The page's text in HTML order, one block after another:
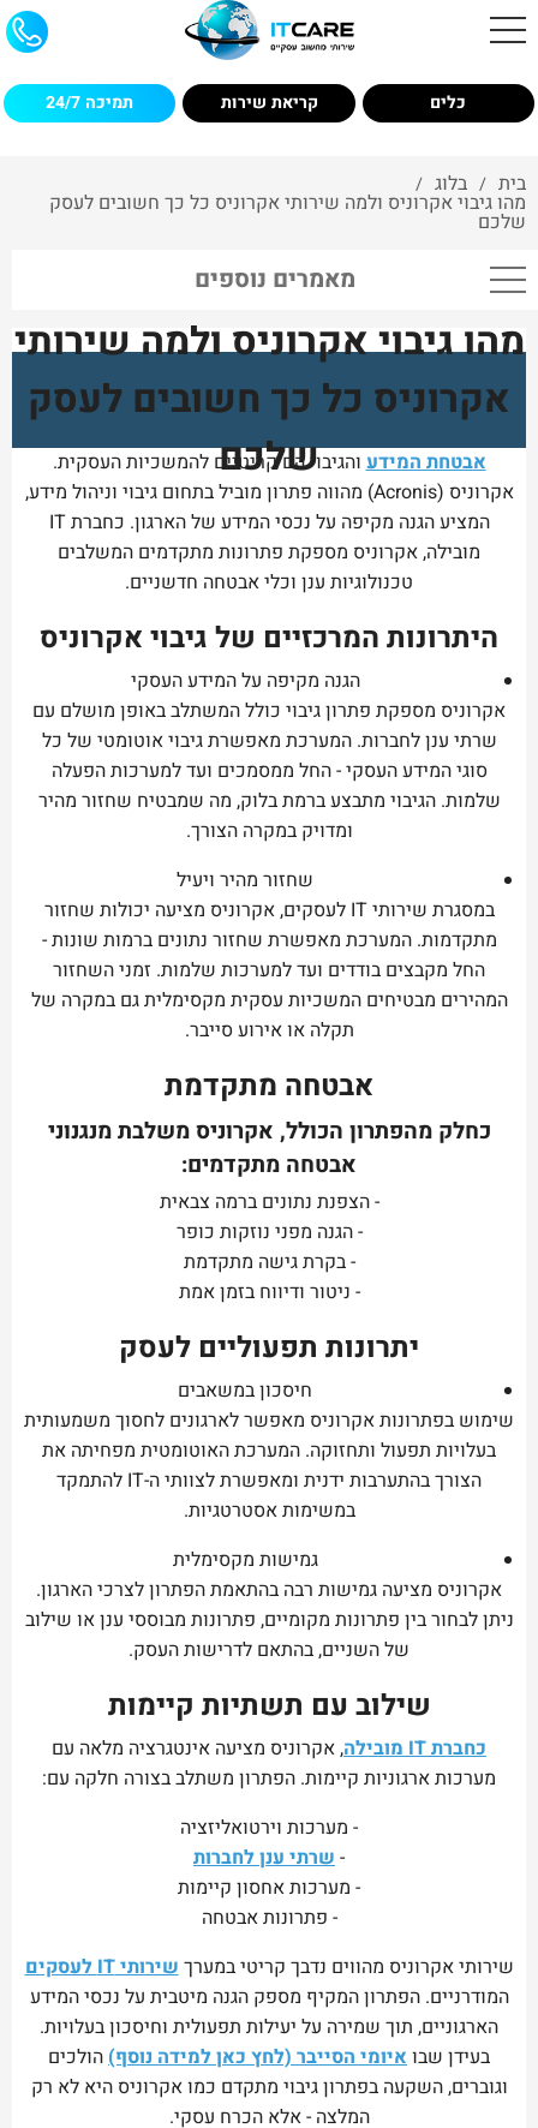
כלים קריאת שירות תמיכה 24/7
בית / בלוג /
מהו גיבוי אקרוניס ולמה שירותי אקרוניס כל כך חשובים לעסק
שלכם
מאמרים נוספים
מהו גיבוי אקרוניס ולמה שירותי
אקרוניס כל כך חשובים לעסק
שלכם
אבטחת המידעוהגיבוי הם קריטיים להמשכיות העסקית.
אקרוניס (Acronis) מהווה פתרון מוביל בתחום גיבוי וניהול מידע,
המציע הגנה מקיפה על נכסי המידע של הארגון. כחברת IT
מובילה, אקרוניס מספקת פתרונות מתקדמים המשלבים
טכנולוגיות ענן וכלי אבטחה חדשניים.
היתרונות המרכזיים של גיבוי אקרוניס
הגנה מקיפה על המידע העסקי
אקרוניס מספקת פתרון גיבוי כולל המשתלב באופן מושלם עם
שרתי ענן לחברות. המערכת מאפשרת גיבוי אוטומטי של כל
סוגי המידע העסקי - החל ממסמכים ועד למערכות הפעלה
שלמות. הגיבוי מתבצע ברמת בלוק, מה שמבטיח שחזור מהיר
ומדויק במקרה הצורך.
שחזור מהיר ויעיל
במסגרת שירותי IT לעסקים, אקרוניס מציעה יכולות שחזור
מתקדמות. המערכת מאפשרת שחזור נתונים ברמות שונות -
החל מקבצים בודדים ועד למערכות שלמות. זמני השחזור
המהירים מבטיחים המשכיות עסקית מקסימלית גם במקרה של
תקלה או אירוע סייבר.
אבטחה מתקדמת
כחלק מהפתרון הכולל, אקרוניס משלבת מנגנוני
אבטחה מתקדמים:
- הצפנת נתונים ברמה צבאית
- הגנה מפני נוזקות כופר
- בקרת גישה מתקדמת
- ניטור ודיווח בזמן אמת
יתרונות תפעוליים לעסק
חיסכון במשאבים
שימוש בפתרונות אקרוניס מאפשר לארגונים לחסוך משמעותית
בעלויות תפעול ותחזוקה. המערכת האוטומטית מפחיתה את
הצורך בהתערבות ידנית ומאפשרת לצוותי ה-IT להתמקד
במשימות אסטרטגיות.
גמישות מקסימלית
אקרוניס מציעה גמישות רבה בהתאמת הפתרון לצרכי הארגון.
ניתן לבחור בין פתרונות מקומיים, פתרונות מבוססי ענן או שילוב
של השניים, בהתאם לדרישות העסק.
שילוב עם תשתיות קיימות
כחברת IT מובילה
, אקרוניס מציעה אינטגרציה מלאה עם
מערכות ארגוניות קיימות. הפתרון משתלב בצורה חלקה עם:
- מערכות וירטואליזציה
-שרתי ענן לחברות
- מערכות אחסון קיימות
- פתרונות אבטחה
שירותי אקרוניס מהווים נדבך קריטי במערךשירותי IT לעסקים
המודרניים. הפתרון המקיף מספק הגנה מיטבית על נכסי המידע
הארגוניים, תוך שמירה על יעילות תפעולית וחיסכון בעלויות.
בעידן שבואיומי הסייבר (לחץ כאן למידה נוסף)הולכים
וגוברים, השקעה בפתרון גיבוי מתקדם כמו אקרוניס היא לא רק
המלצה - אלא הכרח עסקי.